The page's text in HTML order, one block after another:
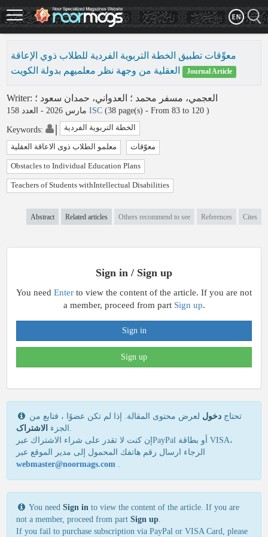
Skip
to
main
معوِّقات تطبيق الخطة التربوية الفردية للطلاب ذوي الإعاقة
العقلية من وجهة نظر معلميهم بدولة الكويت
Journal Article
Writer: العجمي، مسفر محمد ؛ العدواني، حمدان سعود ؛
مارس 2026 - العدد 158 ISC (‎38 page(s) - From 83 to 120 )
Keywords: الخطة التربویة الفردیة
معلمو الطلاب ذوی الاعاقة العقلیة معوّقات
Obstacles to Individual Education Plans
Teachers of Students withIntellectual Disabilities
Abstract Related articles Others recommend to see References Cites
Sign in / Sign up
You need Enter to view the content of the article. If you are not
a member, proceed from part Sign up.
Sign in
Sign up
تحتاج دخول لعرض محتوى المقالة. إذا لم تكن عضوًا ، فتابع من
الجزء الاشتراک
.
إن كنت لا تقدر علی شراء الاشتراك عبرPayPal أو بطاقة VISA،
الرجاء ارسال رقم هاتفك المحمول إلی مدير الموقع عبر
webmaster@noormags.com .
You need Sign in to view the content of the article. If you are
not a member, proceed from part Sign up.
If you fail to purchase subscription via PayPal or VISA Card, please